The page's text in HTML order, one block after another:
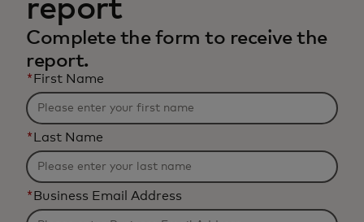
report
Complete the form to receive the
report.
* First Name
* Last Name
* Business Email Address